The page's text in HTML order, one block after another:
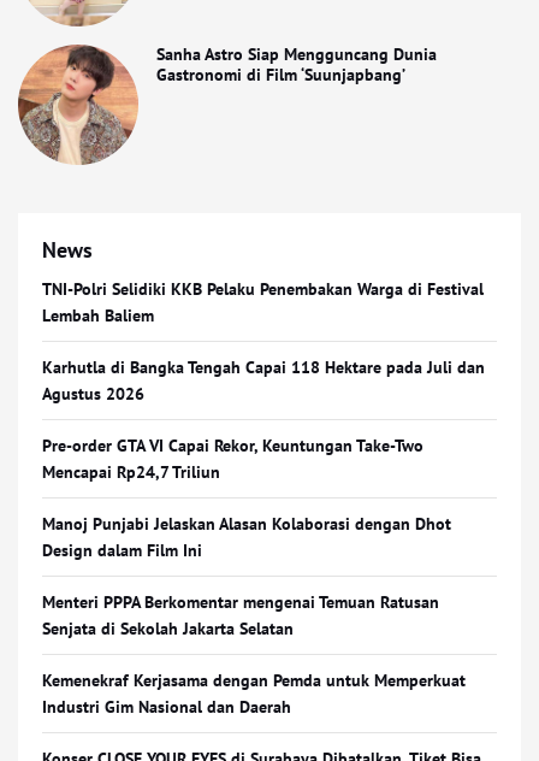
Sanha Astro Siap Mengguncang Dunia
Gastronomi di Film ‘Suunjapbang’
News
TNI-Polri Selidiki KKB Pelaku Penembakan Warga di Festival
Lembah Baliem
Karhutla di Bangka Tengah Capai 118 Hektare pada Juli dan
Agustus 2026
Pre-order GTA VI Capai Rekor, Keuntungan Take-Two
Mencapai Rp24,7 Triliun
Manoj Punjabi Jelaskan Alasan Kolaborasi dengan Dhot
Design dalam Film Ini
Menteri PPPA Berkomentar mengenai Temuan Ratusan
Senjata di Sekolah Jakarta Selatan
Kemenekraf Kerjasama dengan Pemda untuk Memperkuat
Industri Gim Nasional dan Daerah